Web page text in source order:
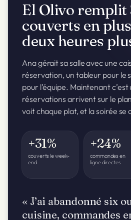
El Olivo remplit
couverts en
deux heures
Ana gérait sa salle avec une
réservation, un tableur pour le
pour l’équipe. Maintenant c’est
réservations arrivent sur le
voit chaque plat, et la soirée se
+31%
couverts le week-
end
+24%
commandes en
ligne directes
« J’ai abandonné six
cuisine, commandes